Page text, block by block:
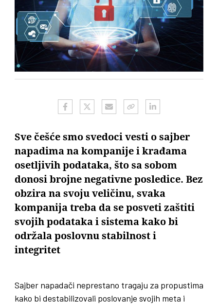
Sve češće smo svedoci vesti o sajber
napadima na kompanije i krađama
osetljivih podataka, što sa sobom
donosi brojne negativne posledice. Bez
obzira na svoju veličinu, svaka
kompanija treba da se posveti zaštiti
svojih podataka i sistema kako bi
održala poslovnu stabilnost i
integritet
Sajber napadači neprestano tragaju za propustima
kako bi destabilizovali poslovanje svojih meta i